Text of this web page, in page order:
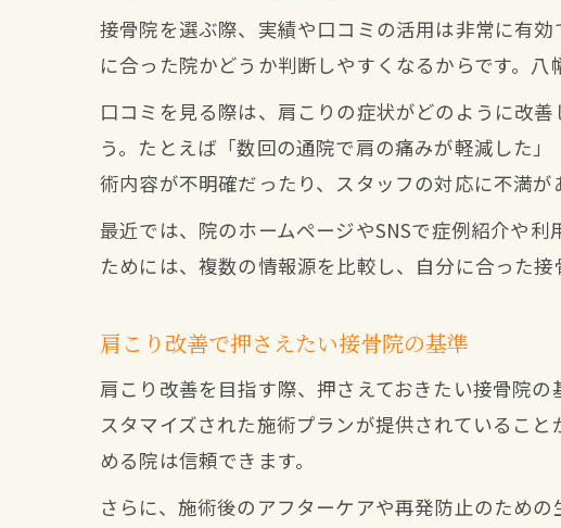
接骨院を選ぶ際、実績や口コミの活用は非常に有
に合った院かどうか判断しやすくなるからです。
口コミを見る際は、肩こりの症状がどのように改
う。たとえば「数回の通院で肩の痛みが軽減した
術内容が不明確だったり、スタッフの対応に不満が
最近では、院のホームページやSNSで症例紹介や
ためには、複数の情報源を比較し、自分に合った接
肩こり改善で押さえたい接骨院の基準
肩こり改善を目指す際、押さえておきたい接骨院
スタマイズされた施術プランが提供されているこ
める院は信頼できます。
さらに、施術後のアフターケアや再発防止のため